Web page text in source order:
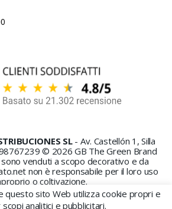
SL- Av. Castellón 1, Silla
© 2026 GB The Green Brand
venduti a scopo decorativo e da
non è responsabile per il loro uso
o coltivazione.
questo sito Web utilizza cookie propri e
analitici e pubblicitari.